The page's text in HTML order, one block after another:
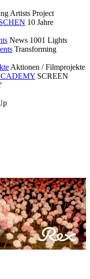
Artists Project
10 Jahre
News 1001 Lights
Transforming
Aktionen / Filmprojekte
SCREEN